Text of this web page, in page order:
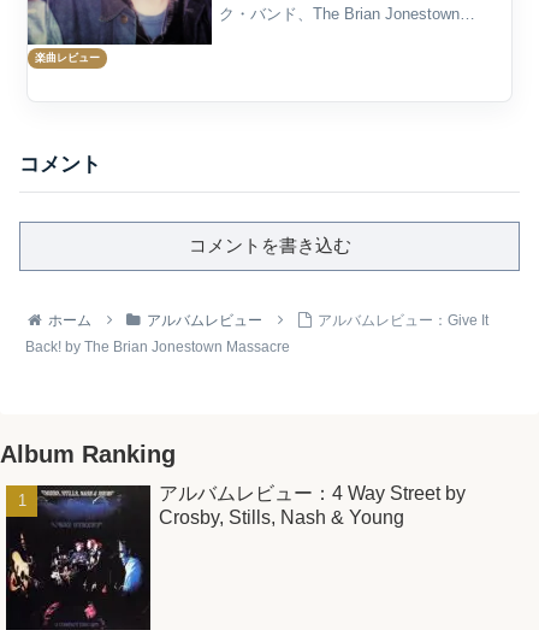
楽曲レビュー
ク・バンド、The Brian Jonestown
コメント
コメントを書き込む
ホーム アルバムレビュー
アルバムレビュー：Give It
Back! by The Brian Jonestown Massacre
Album Ranking
アルバムレビュー：4 Way Street by
Crosby, Stills, Nash & Young